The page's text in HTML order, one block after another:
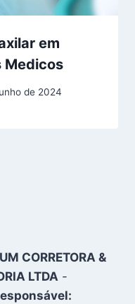
em
Medicos
de 2024
CORRETORA &
LTDA -